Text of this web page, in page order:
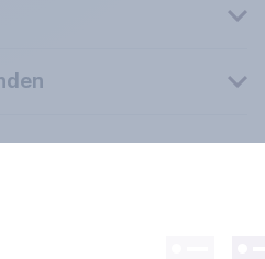
Alle Rechte vorbehalten.